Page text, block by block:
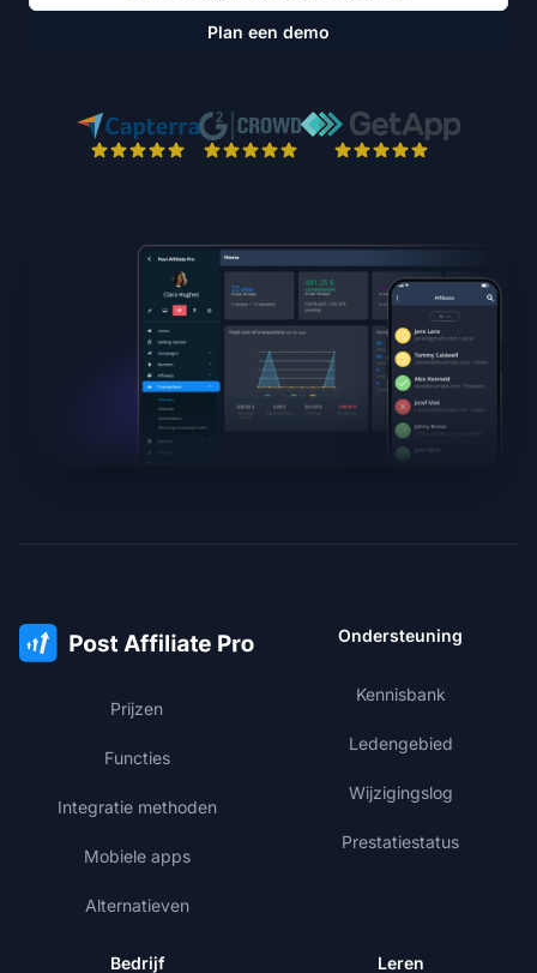
Plan een demo
Prijzen
Functies
Integratie methoden
Mobiele apps
Alternatieven
Ondersteuning
Kennisbank
Ledengebied
Wijzigingslog
Prestatiestatus
Bedrijf Leren